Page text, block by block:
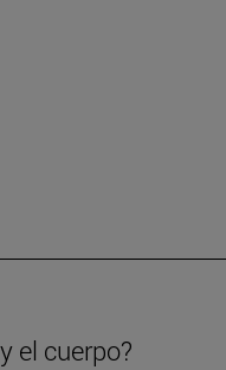
el cuerpo?